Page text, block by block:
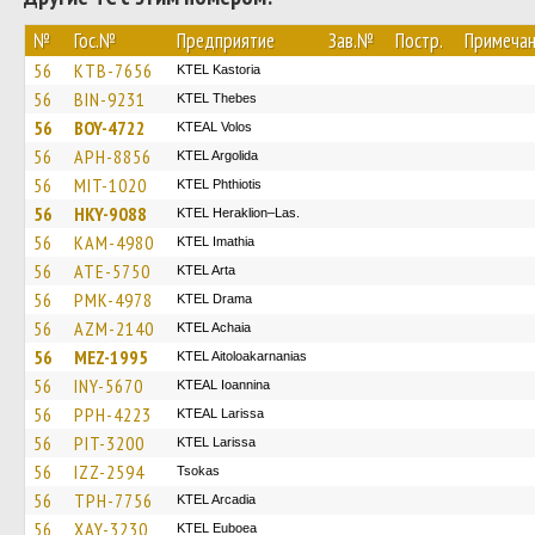
№ Гос.№ Предприятие Зав.№ Постр.
56 KTB-7656 KTEL Kastoria
56 BIN-9231 KTEL Thebes
56 BOY-4722 KTEAL Volos
56 APH-8856 KTEL Argolida
56 MIT-1020 ΚΤΕL Phthiotis
56 HKY-9088 KTEL Heraklion–Las.
56 KAM-4980 KTEL Imathia
56 ATE-5750 KTEL Arta
56 PMK-4978 KTEL Drama
56 AZM-2140 KTEL Achaia
56 MEZ-1995 KTEL Aitoloakarnanias
56 INY-5670 KTEAL Ioannina
56 PPH-4223 KTEAL Larissa
56 PIT-3200 KTEL Larissa
56 IZZ-2594 Tsokas
56 TPH-7756 KTEL Arcadia
56 XAY-3230 ΚΤΕL Euboea